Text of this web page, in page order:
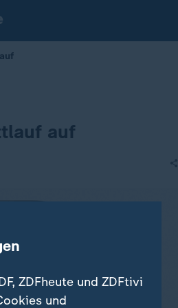
auf
ZDFheute und ZDFtivi
und